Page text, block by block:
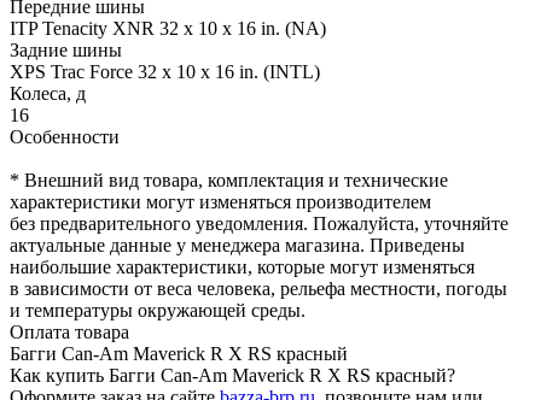
Передние шины
ITP Tenacity XNR 32 x 10 x 16 in. (NA)
Задние шины
XPS Trac Force 32 x 10 x 16 in. (INTL)
Колеса, д
16
Особенности
* Внешний вид товара, комплектация и технические
характеристики могут изменяться производителем
без предварительного уведомления. Пожалуйста, уточняйте
актуальные данные у менеджера магазина. Приведены
наибольшие характеристики, которые могут изменяться
в зависимости от веса человека, рельефа местности, погоды
и температуры окружающей среды.
Оплата товара
Багги Can-Am Maverick R X RS красный
Как купить Багги Can-Am Maverick R X RS красный?